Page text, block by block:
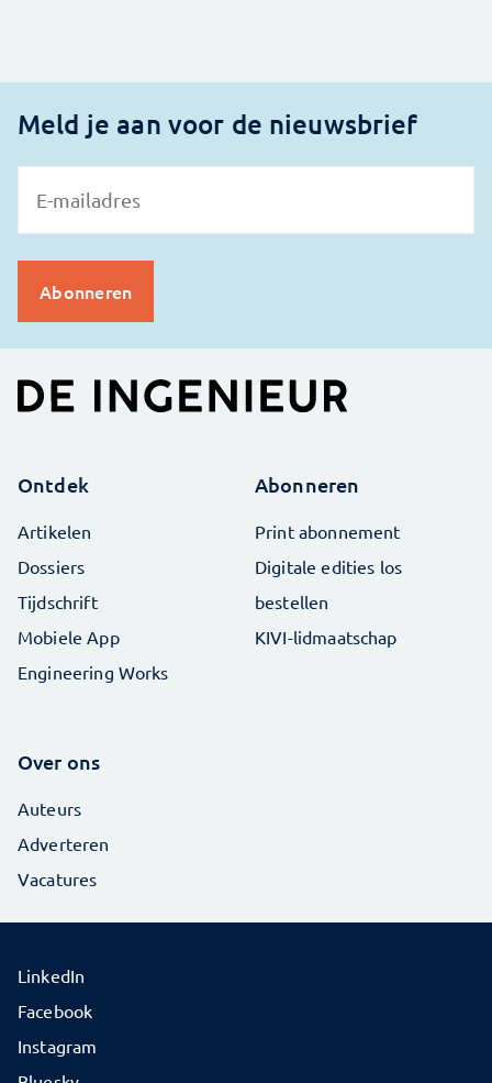
Meld je aan voor de nieuwsbrief
Ontdek
Artikelen
Dossiers
Tijdschrift
Mobiele App
Engineering Works
Abonneren
Print abonnement
Digitale edities los
bestellen
KIVI-lidmaatschap
Over ons
Auteurs
Adverteren
Vacatures
LinkedIn
Facebook
Instagram